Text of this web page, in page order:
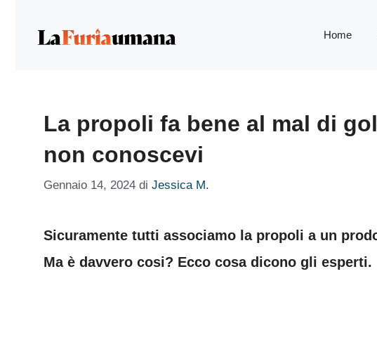
Home
La propoli fa bene al mal di
non conoscevi
Gennaio 14, 2024 di Jessica M.
Sicuramente tutti associamo la propoli a un
Ma è davvero cosi? Ecco cosa dicono gli esperti.